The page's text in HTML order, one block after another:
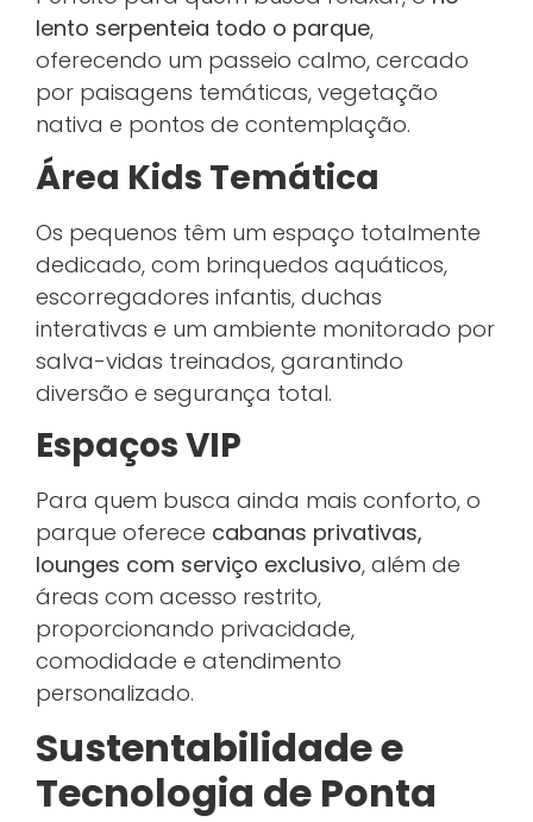
lento serpenteia todo o parque,
oferecendo um passeio calmo, cercado
por paisagens temáticas, vegetação
nativa e pontos de contemplação.
Área Kids Temática
Os pequenos têm um espaço totalmente
dedicado, com brinquedos aquáticos,
escorregadores infantis, duchas
interativas e um ambiente monitorado por
salva-vidas treinados, garantindo
diversão e segurança total.
Espaços VIP
Para quem busca ainda mais conforto, o
parque oferece cabanas privativas,
lounges com serviço exclusivo, além de
áreas com acesso restrito,
proporcionando privacidade,
comodidade e atendimento
personalizado.
Sustentabilidade e
Tecnologia de Ponta